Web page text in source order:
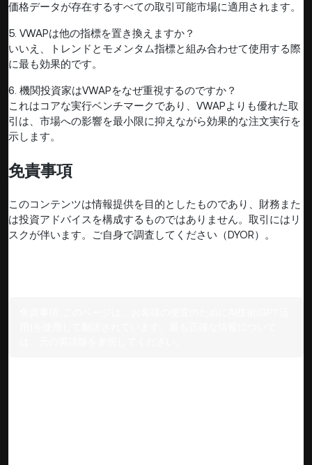
価格データが存在するすべての取引可能市場に適用されます。
5. VWAPは他の指標を置き換えますか？
いいえ、トレンドとモメンタム指標と組み合わせて使用する際
に最も効果的です。
6. 機関投資家はVWAPをなぜ重視するのですか？
これはコアな実行ベンチマークであり、VWAPよりも優れた取
引は、市場への影響を最小限に抑えながら効果的な注文実行を
示します。
免責事項
このコンテンツは情報提供を目的としたものであり、財務また
は投資アドバイスを構成するものではありません。取引にはリ
スクが伴います。ご自身で調査してください（DYOR）。